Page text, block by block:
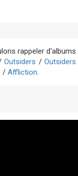
rappeler
Outsiders /
/ Affliction.